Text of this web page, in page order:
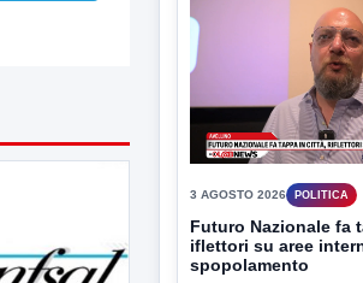
3 AGOSTO 2026 POLITICA
Futuro Nazionale fa
iflettori su aree
spopolamento